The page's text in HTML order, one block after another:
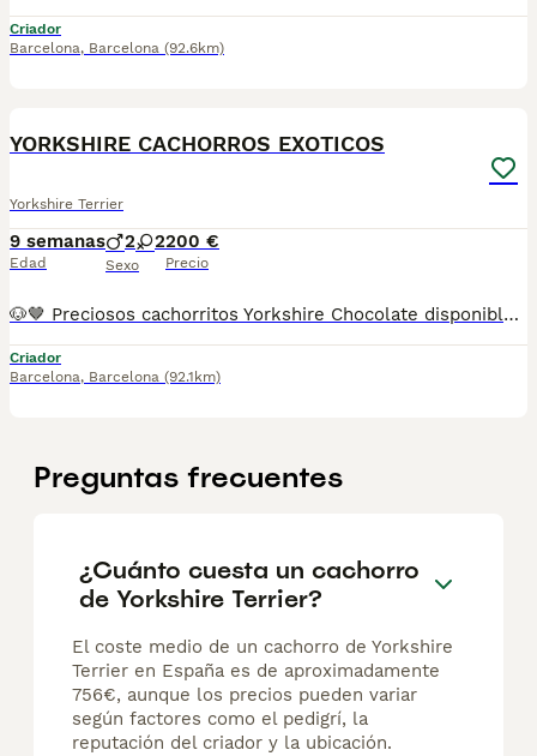
Criador
Barcelona, Barcelona (92.6km)
YORKSHIRE CACHORROS EXOTICOS
Yorkshire Terrier
9 semanas
Edad
2 2
Sexo
200 €
Precio
🐶🤎 Preciosos cachorritos Yorkshire Chocolate disponibles 🤎🐶 Tenemos disponibles encantadores cachorritos Yorkshire Chocolate, criados en un ambiente familiar 🏡 con mucho cariño, atención y dedicación desde sus primeros días de vida. Son pequeños muy sociables, inteligentes y cariñosos, acostumbrados al contacto diario con personas y perfectamente adaptados a la vida en familia. 🥰 ✨ El Yorkshire Chocolate destaca por su precioso color, su tamaño compacto y su carácter alegre y afectuoso. Son compañeros ideales para quienes buscan un perro pequeño, elegante y lleno de personalidad. 📋 Los cachorros se entregan con: ✅ Vacunas correspondientes a su edad ✅ Desparasitaciones al día ✅ Revisión veterinaria completa 🩺 ✅ Cartilla sanitaria ✅ Microchip incluido ✅ Contrato de garantía 📍 Puedes venir a conocerlos sin ningún compromiso. Estaremos encantados de enseñarte a nuestros pequeños y resolver cualquier duda. 🐾 📸 Fotografías 100% reales de nuestros cachorros. No utilizamos imágenes de internet ni somos multicriadero. 🚚 Envíos disponibles a toda España mediante transporte especializado para mascotas. RESERVA MÍNIMA 200€ 📞 Información y reservas por teléfono o WhatsApp 💖 Pequeños, elegantes y llenos de ternura. Nuestros Yorkshire Chocolate están listos para encontrar una familia que les brinde todo el amor y los cuidados que merecen. 🐶✨
Criador
Barcelona, Barcelona (92.1km)
Preguntas frecuentes
¿Cuánto cuesta un cachorro
de Yorkshire Terrier?
El coste medio de un cachorro de Yorkshire
Terrier en España es de aproximadamente
756€, aunque los precios pueden variar
según factores como el pedigrí, la
reputación del criador y la ubicación.